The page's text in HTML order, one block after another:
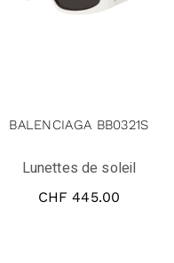
BALENCIAGA BB0321S
Lunettes de soleil
CHF 445.00